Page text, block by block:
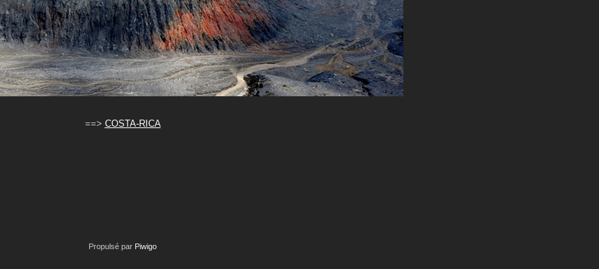
==> COSTA-RICA
Propulsé par Piwigo